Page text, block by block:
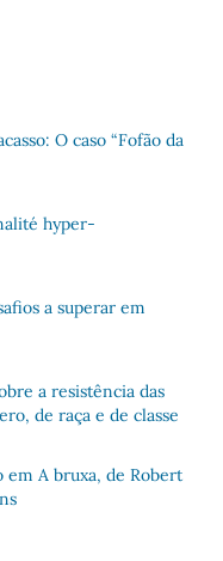
O caso “Fofão da
hyper-
a superar em
a resistência das
de raça e de classe
A bruxa, de Robert